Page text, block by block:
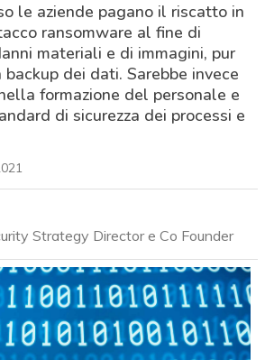
le aziende pagano il riscatto in
ransomware al fine di
materiali e di immagini, pur
dei dati. Sarebbe invece
formazione del personale e
di sicurezza dei processi e
Strategy Director e Co Founder